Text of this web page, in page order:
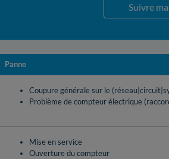
Suivre
Panne
Coupure générale sur le
Problème de compteur électrique
Mise en service
Ouverture du compteur